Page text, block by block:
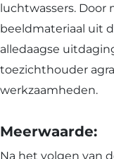
luchtwassers. Door
beeldmateriaal uit
alledaagse
toezichthouder
werkzaamheden.
Meerwaarde:
Na het volgen van